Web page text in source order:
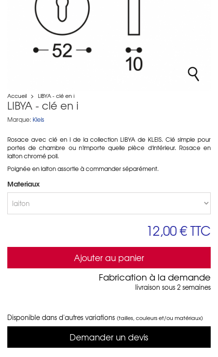
Accueil > LIBYA - clé en i
LIBYA - clé en i
Marque: Kleis
Rosace avec clé en i de la collection LIBYA de KLEIS. Clésimple pour
portes de chambre ou n'importe quelle pièce d'intérieur. Rosace en
laiton chromé poli.
Poignée en laiton assortie à commander séparément.
Materiaux
12,00 €TTC
Ajouter au panier
Fabrication à la demande
livraison sous 2 semaines
Disponible dans d'autres variations (tailles, couleurs et/ou matériaux)
Demander un devis